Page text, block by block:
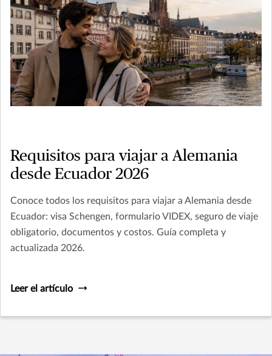
Requisitos para viajar a Alemania
desde Ecuador 2026
Conoce todos los requisitos para viajar a Alemania desde
Ecuador: visa Schengen, formulario VIDEX, seguro de viaje
obligatorio, documentos y costos. Guía completa y
actualizada 2026.
Leer el artículo